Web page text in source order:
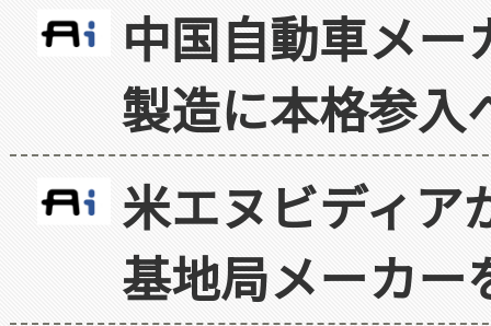
中国自動車メ
製造に本格参入
米エヌビディア
基地局メーカー